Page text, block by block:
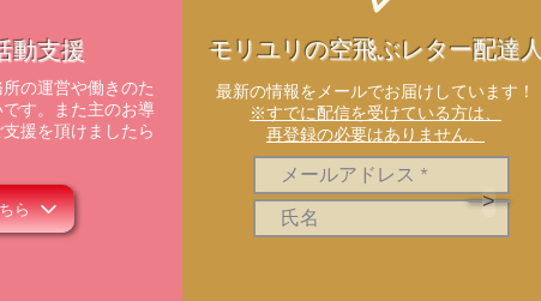
動支援
の運営や働きのた
す。また主のお導
援を頂けましたら
ら
モリユリの空飛ぶレター配達人
​最新の情報をメールでお届けしています！
※すでに配信を受けている方は、
再登録の必要はありません。
>